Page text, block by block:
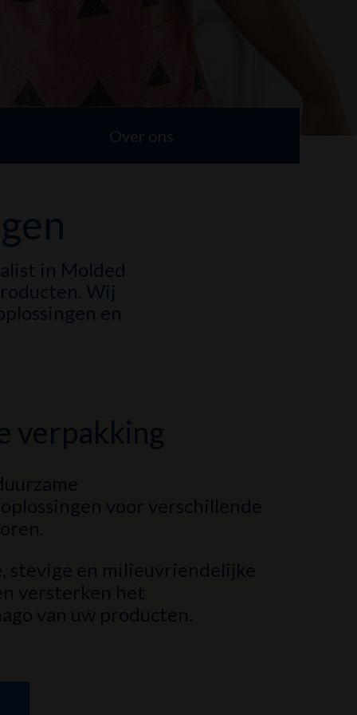
Over ons
in Molded
Wij
en
verpakking
voor verschillende
stevige en milieuvriendelijke
versterken het
van uw producten.